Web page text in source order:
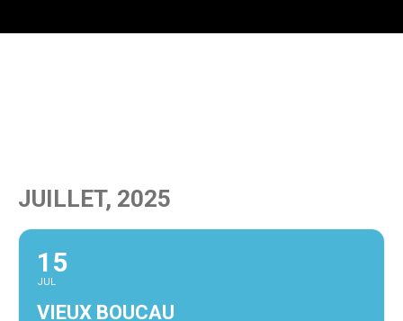
JUILLET, 2025
15
JUL
VIEUX BOUCAU